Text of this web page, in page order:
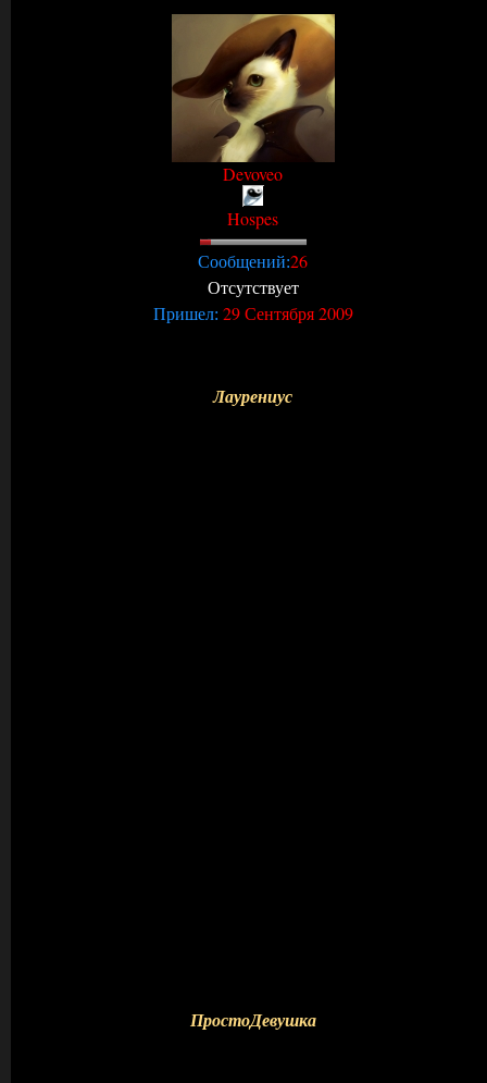
Devoveo
Hospes
Сообщений:26
Отсутствует
Пришел: 29 Сентября 2009
Лаурениус
ПростоДевушка